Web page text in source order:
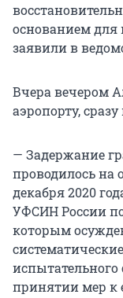
основанием для
заявили в
Вчера вечером
аэропорту,
— Задержание
проводилось на
декабря 2020
УФСИН России по
которым
принятии мер к